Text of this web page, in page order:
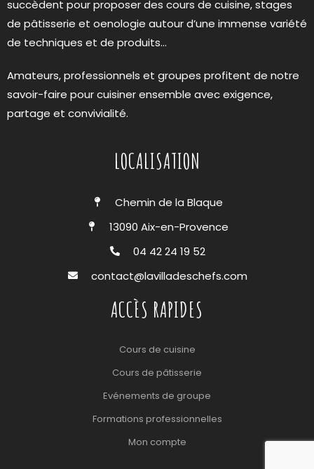
succèdent pour proposer des cours de cuisine, stages
de pâtisserie et oenologie autour d’une immense variété
de techniques et de produits…
Amateurs, professionnels et groupes profitent de notre
savoir-faire pour cuisiner ensemble avec exigence,
partage et convivialité.
LOCALISATION
Chemin de la Blaque
13090 Aix-en-Provence
04 42 24 19 52
contact@lavilladeschefs.com
ACCÈS RAPIDES
Cours de cuisine
Cours de pâtisserie
Evénements de groupe
Formations professionnelles
Mon compte